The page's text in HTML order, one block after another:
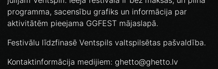
programma, sacensību grafiks un informācija par
aktivitātēm pieejama GGFEST mājaslapā.
Festivālu līdzfinasē Ventspils valtspilsētas pašvaldība.
Kontaktinformācija medijiem: ghetto@ghetto.lv